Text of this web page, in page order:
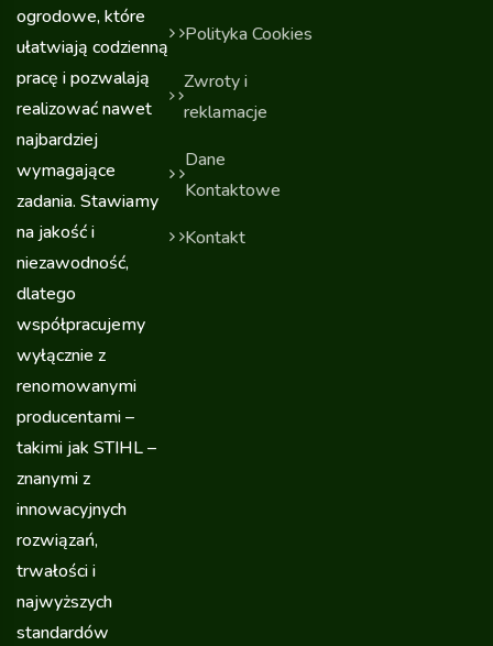
ogrodowe, które
ułatwiają codzienną
pracę i pozwalają
realizować nawet
najbardziej
wymagające
zadania. Stawiamy
na jakość i
niezawodność,
dlatego
współpracujemy
wyłącznie z
renomowanymi
producentami –
takimi jak STIHL –
znanymi z
innowacyjnych
rozwiązań,
trwałości i
najwyższych
standardów
Polityka Cookies
Zwroty i
reklamacje
Dane
Kontaktowe
Kontakt